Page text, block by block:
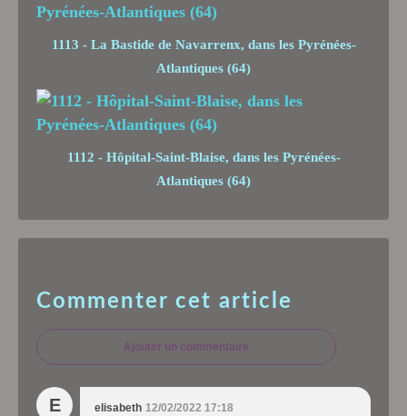
1113 - La Bastide de Navarrenx, dans les Pyrénées-
Atlantiques (64)
1112 - Hôpital-Saint-Blaise, dans les Pyrénées-
Atlantiques (64)
Commenter cet article
Ajouter un commentaire
E elisabeth 12/02/2022 17:18